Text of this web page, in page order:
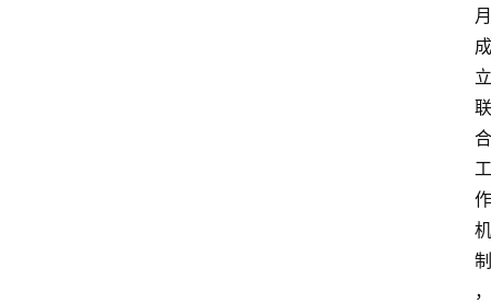
月
成
立
联
合
工
作
机
制
，